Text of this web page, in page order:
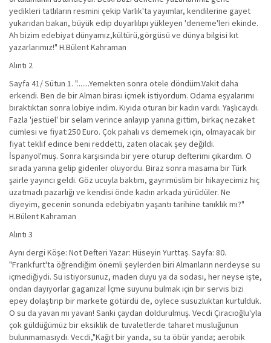
yedikleri tatlıların resmini çekip Varlık'ta yayımlar, kendilerine gayet
yukarıdan bakan, büyük edip duyarlılıpı yükleyen 'deneme'leri ekinde.
Ah bizim edebiyat dünyamız,kültürü,görgüsü ve dünya bilgisi kıt
yazarlarımız!" H.Bülent Kahraman
Alıntı 2
Sayfa 41/ Sütun 1. ".......Yemekten sonra otele döndüm.Vakit daha
erkendi. Ben de bir Alman birası içmek istiyordum. Odama eşyalarımı
bıraktıktan sonra lobiye indim. Kıyıda oturan bir kadın vardı. Yaşlıcaydı.
Fazla 'jestüel' bir selam verince anlayıp yanına gittim, birkaç nezaket
cümlesi ve fiyat:250 Euro. Çok pahalı vs dememek için, olmayacak bir
fiyat teklif edince beni reddetti, zaten olacak şey değildi.
İspanyol'muş. Sonra karşısında bir yere oturup defterimi çıkardım. O
sırada yanına gelip gidenler oluyordu. Biraz sonra masama bir Türk
şairle yayıncı geldi. Göz ucuyla baktım, gayrımüslim bir hikayecimiz hiç
uzatmadı pazarlığı ve kendisi önde kadın arkada yürüdüler. Ne
diyeyim, gecenin sonunda edebiyatın yaşantı tarihine tanıklık mı?"
H.Bülent Kahraman
Alıntı 3
Aynı dergi Köşe: Not Defteri Yazar: Hüseyin Yurttaş. Sayfa: 80.
"Frankfurt'ta öğrendiğim önemli şeylerden biri Almanların nerdeyse su
içmediğiydi. Su istiyorsunuz, maden duyu ya da sodası, her neyse işte,
ondan dayıyorlar gaganıza! İçme suyunu bulmak için bir servis bizi
epey dolaştırıp bir markete götürdü de, öylece susuzluktan kurtulduk.
O su da yavan mı yavan! Sanki çaydan doldurulmuş. Vecdi Çıracıoğlu'yla
çok güldüğümüz bir eksiklik de tuvaletlerde taharet musluğunun
bulunmamasıydı. Vecdi,"Kağıt bir yanda, su ta öbür yanda; aerobik